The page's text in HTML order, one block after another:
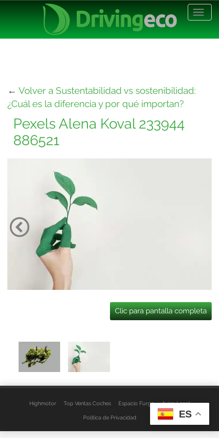
← Volver a Sustentabilidad vs sostenibilidad:
¿Cuál es la diferencia y por qué importan?
Pexels Alena Koval 233944
886521
Clic para pantalla completa
Highmotor Top Ventas Coches Espacio Furgo Aviso Legal
Política de Privacidad ES